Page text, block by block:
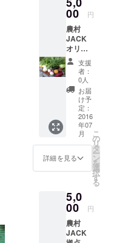
きるチ
ケット
です。
春から
は頻繁
にイベ
ントを
開催し
たいと
思って
いま
す。
（例
農業体
験、燻
製作
など）
00 円
農村
JACK
オリジ
ナルス
テッ
カー
（現在
作成
中）
と、長
野で採
れる旬
の野菜
のセッ
トを送
りま
鮮な信
州野菜
の味は
抜群で
すよ！
支援
者：
0人
お届
け予
定：
2016
年07
月
詳細を見る
こ
の
リ
タ
ー
ン
を
選
択
す
る
5,0
00 円
農村
JACK